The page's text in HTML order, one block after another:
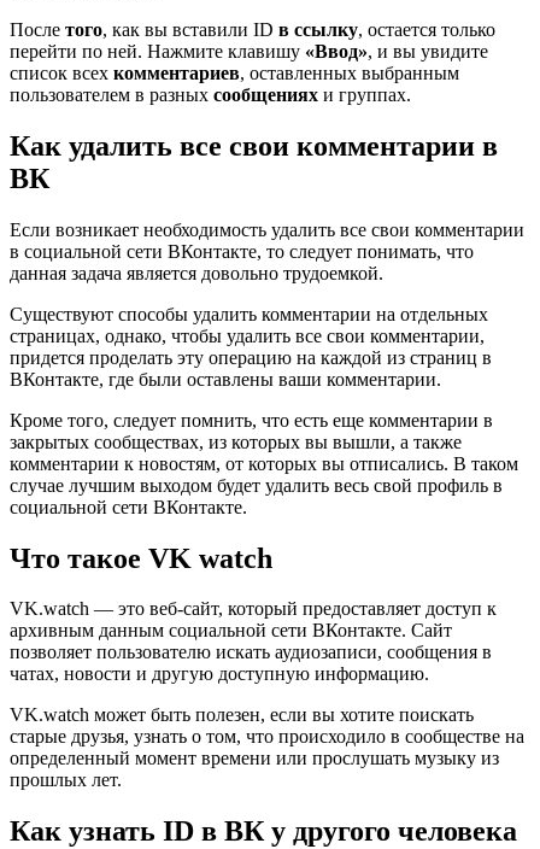
После того, как вы вставили ID в ссылку, остается только
перейти по ней. Нажмите клавишу «Ввод», и вы увидите
список всех комментариев, оставленных выбранным
пользователем в разных сообщениях и группах.
Как удалить все свои комментарии в
ВК
Если возникает необходимость удалить все свои комментарии
в социальной сети ВКонтакте, то следует понимать, что
данная задача является довольно трудоемкой.
Существуют способы удалить комментарии на отдельных
страницах, однако, чтобы удалить все свои комментарии,
придется проделать эту операцию на каждой из страниц в
ВКонтакте, где были оставлены ваши комментарии.
Кроме того, следует помнить, что есть еще комментарии в
закрытых сообществах, из которых вы вышли, а также
комментарии к новостям, от которых вы отписались. В таком
случае лучшим выходом будет удалить весь свой профиль в
социальной сети ВКонтакте.
Что такое VK watch
VK.watch — это веб-сайт, который предоставляет доступ к
архивным данным социальной сети ВКонтакте. Сайт
позволяет пользователю искать аудиозаписи, сообщения в
чатах, новости и другую доступную информацию.
VK.watch может быть полезен, если вы хотите поискать
старые друзья, узнать о том, что происходило в сообществе на
определенный момент времени или прослушать музыку из
прошлых лет.
Как узнать ID в ВК у другого человека